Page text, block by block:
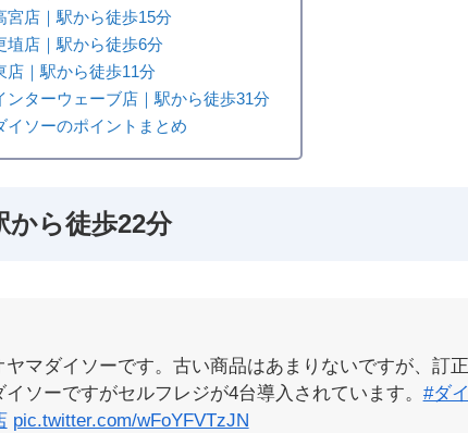
宮店｜駅から徒歩15分
埴店｜駅から徒歩6分
店｜駅から徒歩11分
ンターウェーブ店｜駅から徒歩31分
イソーのポイントまとめ
から徒歩22分
マダイソーです。古い商品はあまりないですが、訂正
ソーですがセルフレジが4台導入されています。 #ダイ
pic.twitter.com/wFoYFVTzJN